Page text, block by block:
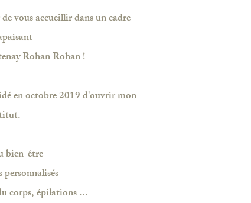
vous accueillir dans un cadre
Rohan Rohan !
en octobre 2019 d'ouvrir mon
bien-être
corps, épilations ...